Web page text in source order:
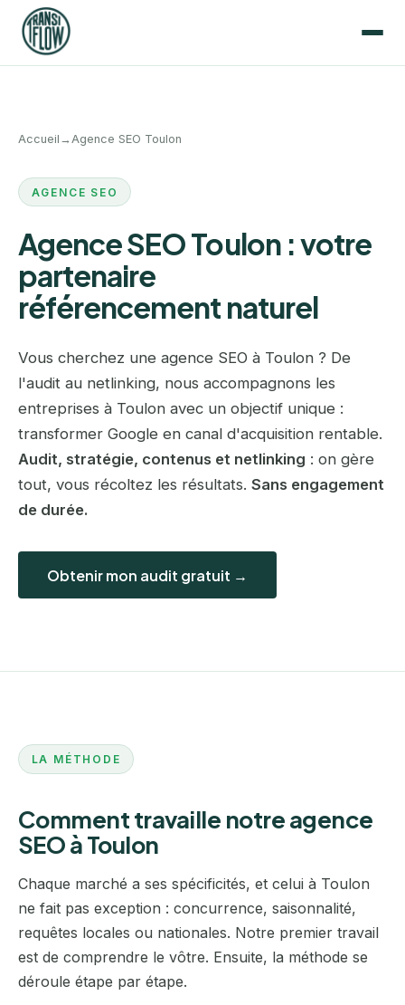
Accueil →Agence SEO Toulon
AGENCE SEO
Agence SEO Toulon : votre
partenaire
référencement naturel
Vous cherchez une agence SEO à Toulon ? De
l'audit au netlinking, nous accompagnons les
entreprises à Toulon avec un objectif unique :
transformer Google en canal d'acquisition rentable.
Audit, stratégie, contenus et netlinking : on gère
tout, vous récoltez les résultats. Sans engagement
de durée.
Obtenir mon audit gratuit →
LA MÉTHODE
Comment travaille notre agence
SEO à Toulon
Chaque marché a ses spécificités, et celui à Toulon
ne fait pas exception : concurrence, saisonnalité,
requêtes locales ou nationales. Notre premier travail
est de comprendre le vôtre. Ensuite, la méthode se
déroule étape par étape.